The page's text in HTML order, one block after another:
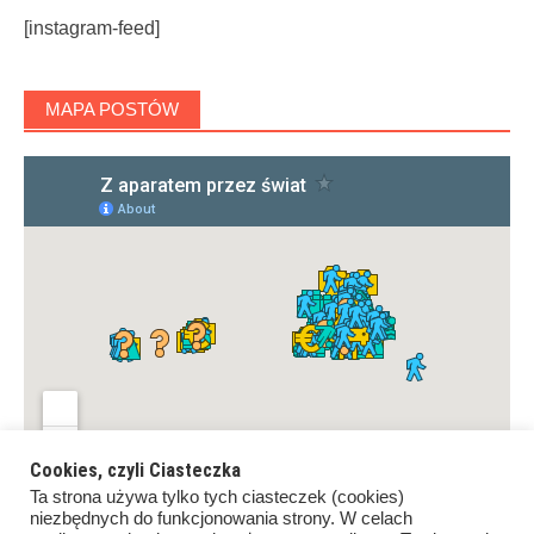
[instagram-feed]
MAPA POSTÓW
Cookies, czyli Ciasteczka
Ta strona używa tylko tych ciasteczek (cookies)
niezbędnych do funkcjonowania strony. W celach